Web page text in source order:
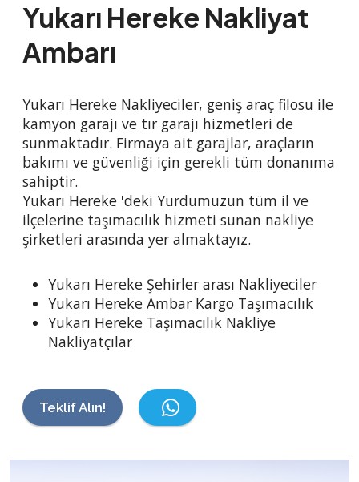
Yukarı Hereke Nakliyat
Ambarı
Yukarı Hereke Nakliyeciler, geniş araç filosu ile
kamyon garajı ve tır garajı hizmetleri de
sunmaktadır. Firmaya ait garajlar, araçların
bakımı ve güvenliği için gerekli tüm donanıma
sahiptir.
Yukarı Hereke 'deki Yurdumuzun tüm il ve
ilçelerine taşımacılık hizmeti sunan nakliye
şirketleri arasında yer almaktayız.
Yukarı Hereke Şehirler arası Nakliyeciler
Yukarı Hereke Ambar Kargo Taşımacılık
Yukarı Hereke Taşımacılık Nakliye
Nakliyatçılar
Teklif Alın!